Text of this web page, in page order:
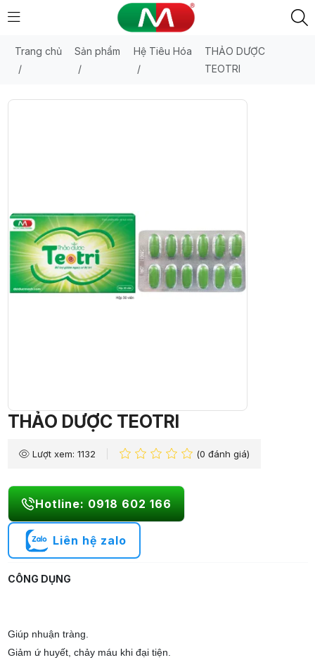
Trang chủ
/
Sản phẩm
/
Hệ Tiêu Hóa
/
THẢO DƯỢC
TEOTRI
THẢO DƯỢC TEOTRI
Lượt xem: 1132 (0 đánh giá)
Hotline: 0918 602 166
Liên hệ zalo
CÔNG DỤNG
Giúp nhuận tràng.
Giảm ứ huyết, chảy máu khi đại tiện.